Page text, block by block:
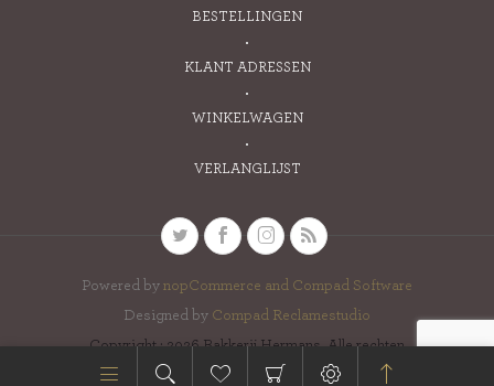
BESTELLINGEN
KLANT ADRESSEN
WINKELWAGEN
VERLANGLIJST
Powered by nopCommerce and Compad Software
Designed by Compad Reclamestudio
Copyright ; 2026 Bakkerij Hermans. Alle rechten
voorbehouden.